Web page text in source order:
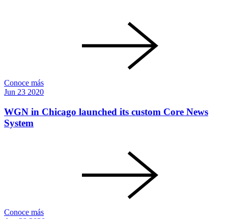
Conoce más
Jun 23 2020
WGN in Chicago launched its custom Core News
System
Conoce más